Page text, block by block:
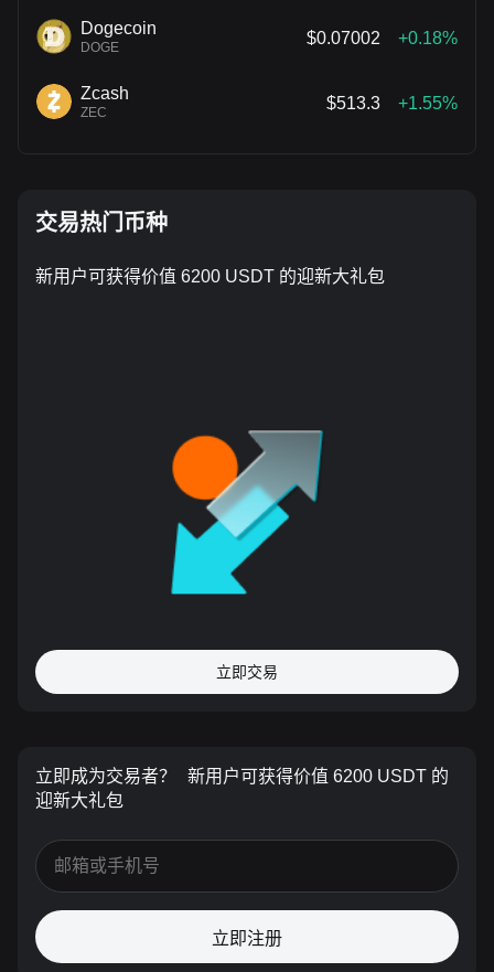
Dogecoin
DOGE
$0.07002 +0.18%
Zcash
ZEC
$513.3 +1.55%
交易热门币种
新用户可获得价值 6200 USDT 的迎新大礼包
立即交易
立即成为交易者？
新用户可获得价值 6200 USDT 的
迎新大礼包
立即注册